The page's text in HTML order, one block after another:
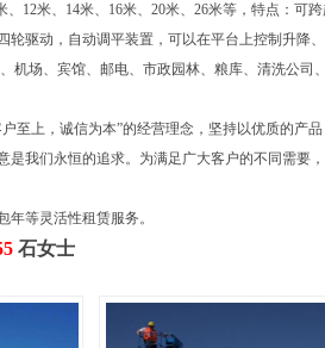
、12米、14米、16米、20米、26米等，特点：可
轮驱动，自动调平装置，可以在平台上控制升降
机场、宾馆、邮电、市政园林、粮库、清洗公司
至上，诚信为本”的经营理念，坚持以优质的产
是我们永恒的追求。为满足广大客户的不同需要
等灵活性租赁服务。
石女士